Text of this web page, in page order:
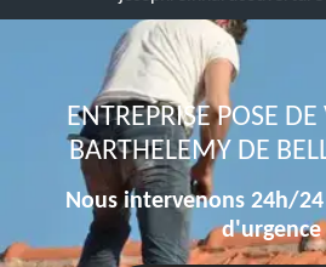
ENTREPRISE POSE
BARTHELEMY DE
Nous intervenons 24h/
d'urgence